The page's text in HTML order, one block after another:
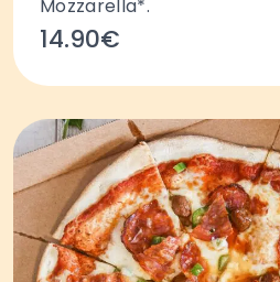
Mozzarella*.
14.90€